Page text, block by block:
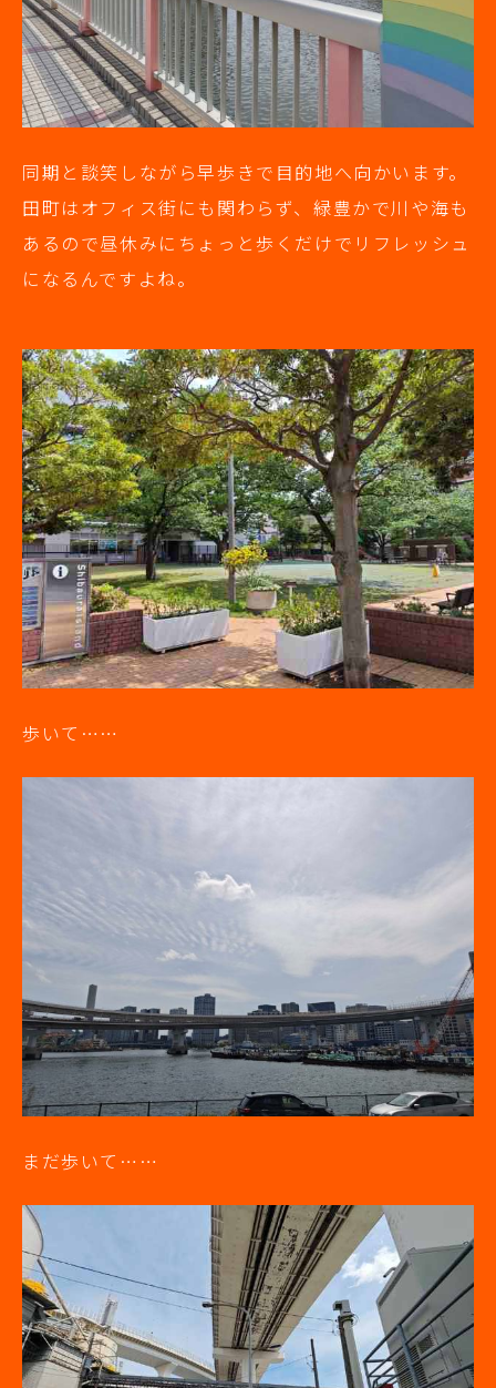
同期と談笑しながら早歩きで目的地へ向かいます。
田町はオフィス街にも関わらず、緑豊かで川や海も
あるので昼休みにちょっと歩くだけでリフレッシュ
になるんですよね。
歩いて……
まだ歩いて……